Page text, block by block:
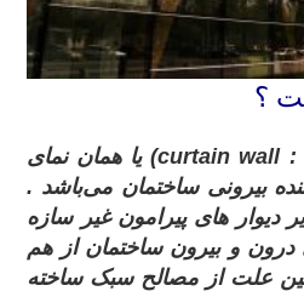
؟
:
curtain wall) یا همان نمای
بیرونی ساختمان می‌باشد .
دیوار های پیرامون غیر سازه‌
درون و بیرون ساختمان از هم
علت از مصالح سبک ساخته